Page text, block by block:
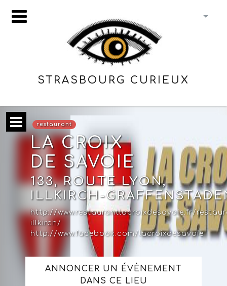
STRASBOURG CURIEUX
restaurant
LA CROIX
DE SAVOIE
133, ROUTE LYON,
ILLKIRCH-
http://www.restaurantlacroixdesavoie.fr/
illkirch/
http://www.facebook.com/lacroixdesavoie
ANNONCER UN ÉVÈNEMENT
DANS CE LIEU